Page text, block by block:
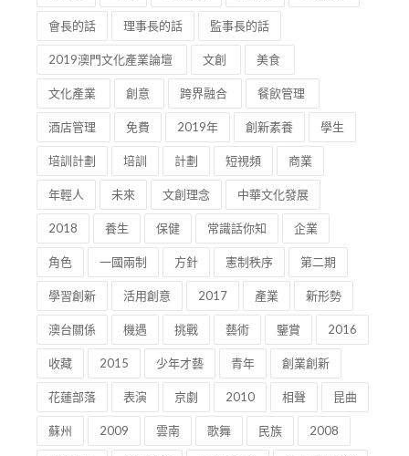
會長的話 理事長的話 監事長的話
2019澳門文化產業論壇 文創 美食
文化產業 創意 跨界融合 餐飲管理
酒店管理 免費 2019年 創新素養 學生
培訓計劃 培訓 計劃 短視頻 商業
年輕人 未來 文創理念 中華文化發展
2018 養生 保健 常識話你知 企業
角色 一國兩制 方針 憲制秩序 第二期
學習創新 活用創意 2017 產業 新形勢
澳台關係 機遇 挑戰 藝術 鑒賞 2016
收藏 2015 少年才藝 青年 創業創新
花蓮部落 表演 京劇 2010 相聲 昆曲
蘇州 2009 雲南 歌舞 民族 2008